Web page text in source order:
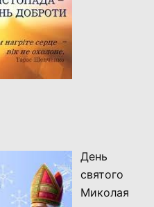
День
святого
Миколая